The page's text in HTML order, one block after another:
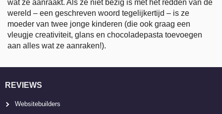
wat ze aanraakt. Als ze niet bezig is met het redden van de
wereld – een geschreven woord tegelijkertijd – is ze
moeder van twee jonge kinderen (die ook graag een
vleugje creativiteit, glans en chocoladepasta toevoegen
aan alles wat ze aanraken!).
REVIEWS
Websitebuilders